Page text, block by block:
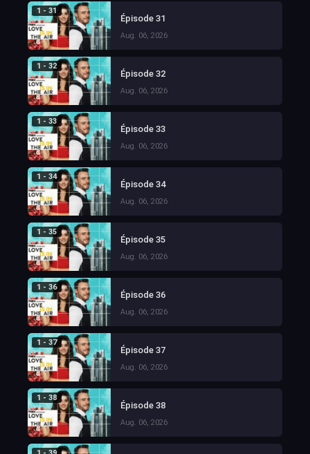
1 - 31
Épisode 31
Aug. 06, 2026
1 - 32
Épisode 32
Aug. 06, 2026
1 - 33
Épisode 33
Aug. 06, 2026
1 - 34
Épisode 34
Aug. 06, 2026
1 - 35
Épisode 35
Aug. 06, 2026
1 - 36
Épisode 36
Aug. 06, 2026
1 - 37
Épisode 37
Aug. 06, 2026
1 - 38
Épisode 38
Aug. 06, 2026